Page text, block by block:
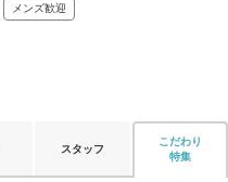
メンズ歓迎
スタッフ
こだわり
特集